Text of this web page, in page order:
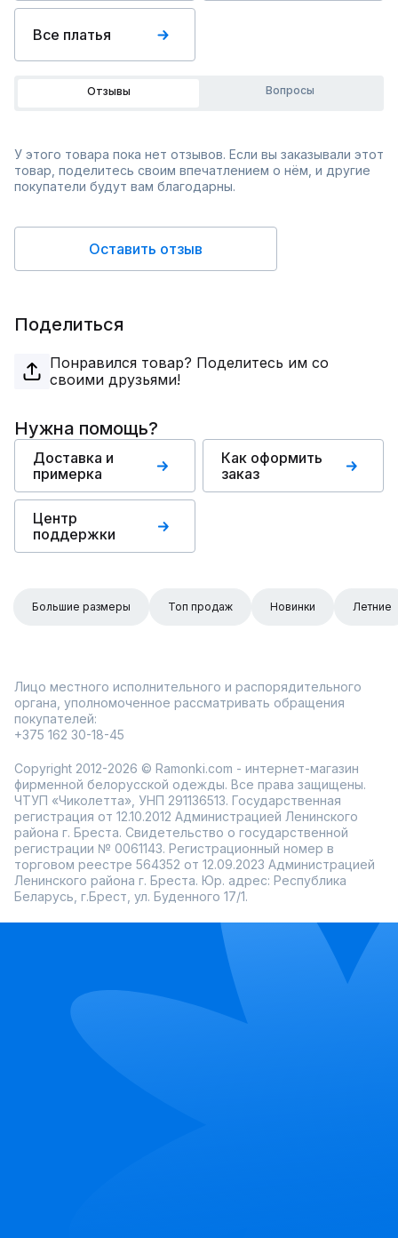
Все платья
Отзывы Вопросы
У этого товара пока нет отзывов. Если вы заказывали этот
товар, поделитесь своим впечатлением о нём, и другие
покупатели будут вам благодарны.
Оставить отзыв
Поделиться
Понравился товар? Поделитесь им со
своими друзьями!
Нужна помощь?
Доставка и
примерка
Как оформить
заказ
Центр
поддержки
Большие размеры Топ продаж Новинки Летние
Лицо местного исполнительного и распорядительного
органа, уполномоченное рассматривать обращения
покупателей:
+375 162 30-18-45
Copyright 2012-2026 © Ramonki.com - интернет-магазин
фирменной белорусской одежды. Все права защищены.
ЧТУП «Чиколетта», УНП 291136513. Государственная
регистрация от 12.10.2012 Администрацией Ленинского
района г. Бреста. Свидетельство о государственной
регистрации № 0061143. Регистрационный номер в
торговом реестре 564352 от 12.09.2023 Администрацией
Ленинского района г. Бреста. Юр. адрес: Республика
Беларусь, г.Брест, ул. Буденного 17/1.